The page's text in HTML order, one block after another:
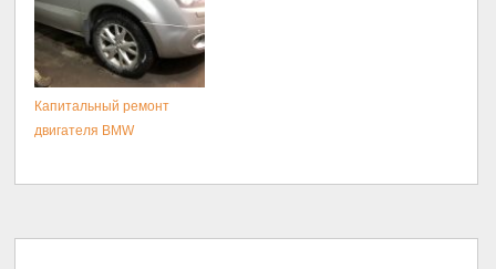
Капитальный ремонт
двигателя BMW